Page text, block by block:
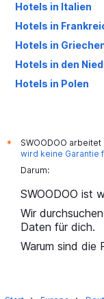
Hotels in Italien
Hotels in
Hotels in
Hotels in den
Hotels in Polen
*
SWOODOO
wird keine Garantie
Darum:
SWOODOO ist
Wir
Daten für dich.
Warum sind die